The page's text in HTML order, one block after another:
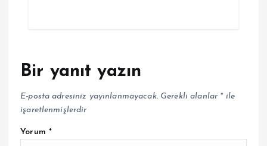
Bir yanıt yazın
E-posta adresiniz yayınlanmayacak. Gerekli alanlar *ile
işaretlenmişlerdir
Yorum *